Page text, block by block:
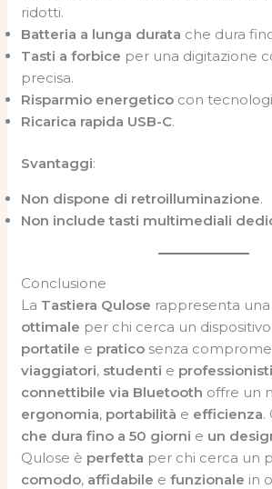
ridotti.
Batteria a lunga durata che dura
Tasti a forbice per una digitazione
precisa.
Risparmio energetico con
Ricarica rapida USB-C.
Svantaggi:
Non dispone di retroilluminazione.
Non include tasti multimediali
Conclusione
La Tastiera Qulose rappresenta una
ottimale per chi cerca un
portatile e pratico senza
viaggiatori, studenti e professionisti
connettibile via Bluetooth offre un
ergonomia, portabilità e efficienza.
che dura fino a 50 giorni e un
Qulose è perfetta per chi cerca un
comodo, affidabile efunzionale in